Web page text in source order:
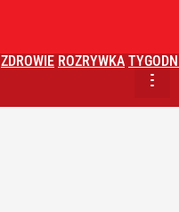
ZDROWIE ROZRYWKA